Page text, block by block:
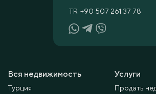
Вся недвижимость
Турция
Услуги
Продать
TR +90 507 261 37 78